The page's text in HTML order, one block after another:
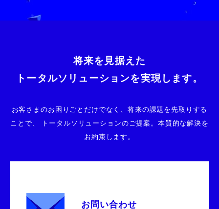
将来を見据えた
トータルソリューションを実現します。
お客さまのお困りごとだけでなく、将来の課題を先取りする
ことで、
トータルソリューションのご提案。本質的な解決を
お約束します。
お問い合わせ